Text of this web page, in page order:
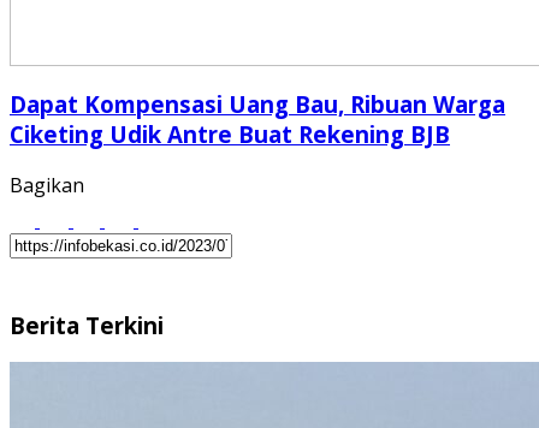
Dapat Kompensasi Uang Bau, Ribuan Warga
Ciketing Udik Antre Buat Rekening BJB
Bagikan
Berita Terkini